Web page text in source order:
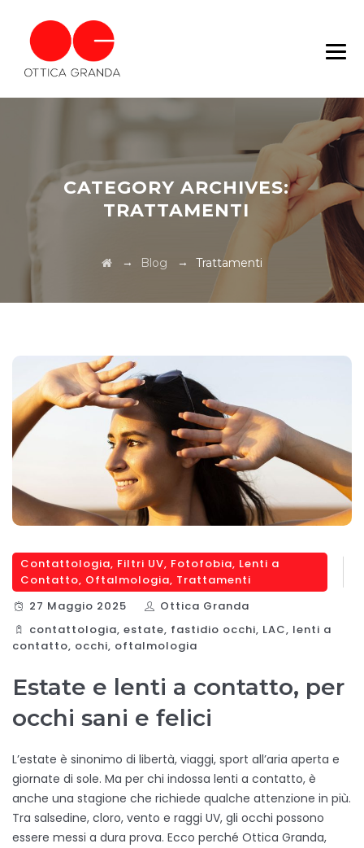
CATEGORY ARCHIVES:
TRATTAMENTI
→ Blog → Trattamenti
Contattologia, Filtri UV, Fotofobia, Lenti a
Contatto, Oftalmologia, Trattamenti
27 Maggio 2025
Ottica Granda
contattologia, estate, fastidio occhi, LAC, lenti a
contatto, occhi, oftalmologia
Estate e lenti a contatto, per
occhi sani e felici
L’estate è sinonimo di libertà, viaggi, sport all’aria aperta e
giornate di sole. Ma per chi indossa lenti a contatto, è
anche una stagione che richiede qualche attenzione in più.
Tra salsedine, cloro, vento e raggi UV, gli occhi possono
essere messi a dura prova. Ecco perché Ottica Granda,